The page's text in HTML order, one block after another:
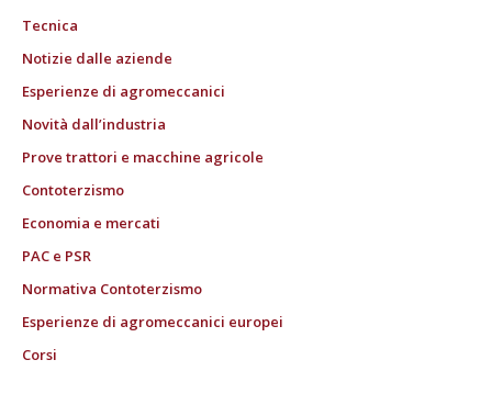
Tecnica
Notizie dalle aziende
Esperienze di agromeccanici
Novità dall’industria
Prove trattori e macchine agricole
Contoterzismo
Economia e mercati
PAC e PSR
Normativa Contoterzismo
Esperienze di agromeccanici europei
Corsi